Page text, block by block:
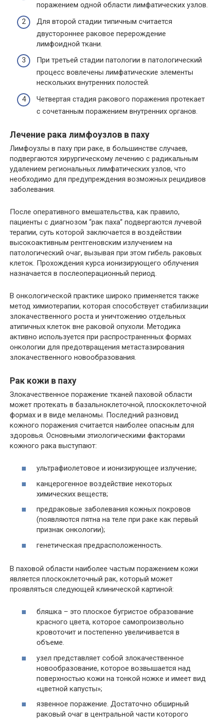
поражением одной области лимфатических узлов.
Для второй стадии типичным считается
двустороннее раковое перерождение
лимфоидной ткани.
При третьей стадии патологии в патологический
процесс вовлечены лимфатические элементы
нескольких внутренних полостей.
Четвертая стадия ракового поражения протекает
с сочетанным поражением внутренних органов.
Лечение рака лимфоузлов в паху
Лимфоузлы в паху при раке, в большинстве случаев,
подвергаются хирургическому лечению с радикальным
удалением региональных лимфатических узлов, что
необходимо для предупреждения возможных рецидивов
заболевания.
После оперативного вмешательства, как правило,
пациенты с диагнозом “рак паха” подвергаются лучевой
терапии, суть которой заключается в воздействии
высокоактивным рентгеновским излучением на
патологический очаг, вызывая при этом гибель раковых
клеток. Прохождения курса ионизирующего облучения
назначается в послеоперационный период.
В онкологической практике широко применяется также
метод химиотерапии, которая способствует стабилизации
злокачественного роста и уничтожению отдельных
атипичных клеток вне раковой опухоли. Методика
активно используется при распространенных формах
онкологии для предотвращения метастазирования
злокачественного новообразования.
Рак кожи в паху
Злокачественное поражение тканей паховой области
может протекать в базальноклеточной, плоскоклеточной
формах и в виде меланомы. Последний разновид
кожного поражения считается наиболее опасным для
здоровья. Основными этиологическими факторами
кожного рака выступают:
ультрафиолетовое и ионизирующее излучение;
канцерогенное воздействие некоторых
химических веществ;
предраковые заболевания кожных покровов
(появляются пятна на теле при раке как первый
признак онкологии);
генетическая предрасположенность.
В паховой области наиболее частым поражением кожи
является плоскоклеточный рак, который может
проявляться следующей клинической картиной:
бляшка – это плоское бугристое образование
красного цвета, которое самопроизвольно
кровоточит и постепенно увеличивается в
объеме.
узел представляет собой злокачественное
новообразование, которое возвышается над
поверхностью кожи на тонкой ножке и имеет вид
«цветной капусты»;
язвенное поражение. Достаточно обширный
раковый очаг в центральной части которого